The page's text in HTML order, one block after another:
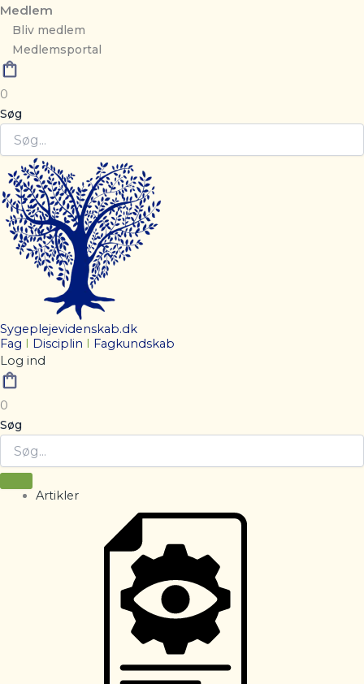
Medlem
Bliv medlem
Medlemsportal
0
Søg
Sygeplejevidenskab.dk
Fag
Disciplin
Fagkundskab
Log ind
0
Søg
Artikler